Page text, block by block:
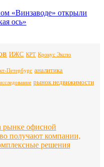
«Винзаводе» открыли
ось»
ИЖС КРТ Крокус Экспо
Петербург аналитика
рынок недвижимости
рынке офисной
получают компании,
решения